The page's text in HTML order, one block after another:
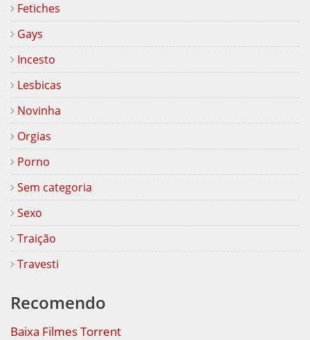
Fetiches
Gays
Incesto
Lesbicas
Novinha
Orgias
Porno
Sem categoria
Sexo
Traição
Travesti
Recomendo
Baixa Filmes Torrent